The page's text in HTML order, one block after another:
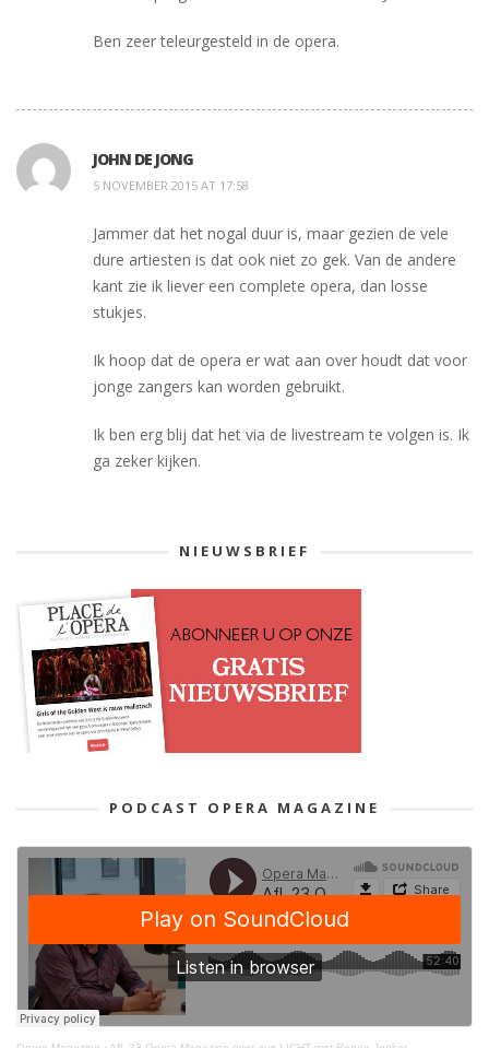
Ben zeer teleurgesteld in de opera.
JOHN DE JONG
5 NOVEMBER 2015 AT 17:58
Jammer dat het nogal duur is, maar gezien de vele
dure artiesten is dat ook niet zo gek. Van de andere
kant zie ik liever een complete opera, dan losse
stukjes.
Ik hoop dat de opera er wat aan over houdt dat voor
jonge zangers kan worden gebruikt.
Ik ben erg blij dat het via de livestream te volgen is. Ik
ga zeker kijken.
NIEUWSBRIEF
PODCAST OPERA MAGAZINE